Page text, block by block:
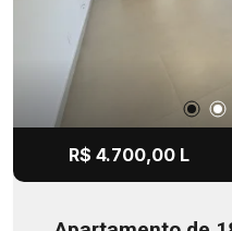
R$ 4.700,00 L